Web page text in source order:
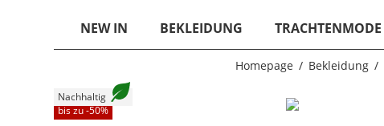
NEW IN BEKLEIDUNG TRACHTENMODE
Homepage Bekleidung
bis zu -50%
Nachhaltig